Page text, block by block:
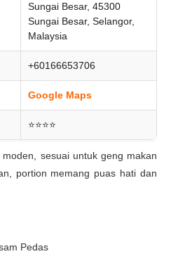
Sungai Besar, 45300
Sungai Besar, Selangor,
Malaysia
+60166653706
Google Maps
⭐⭐⭐⭐
sesuai untuk geng makan
portion memang puas hati dan
Pedas